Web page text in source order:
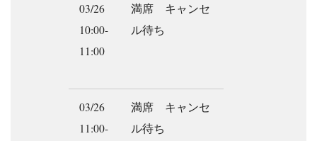
03/26
10:00-
11:00
満席 キャンセ
ル待ち
03/26
11:00-
満席 キャンセ
ル待ち